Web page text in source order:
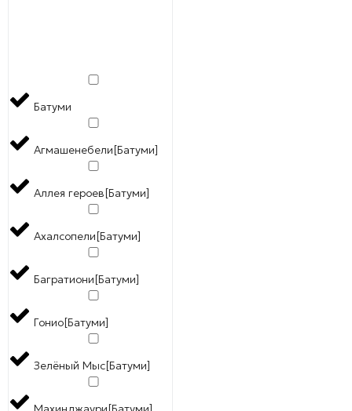
Батуми
Агмашенебели[Батуми]
Аллея героев[Батуми]
Ахалсопели[Батуми]
Багратиони[Батуми]
Гонио[Батуми]
Зелёный Мыс[Батуми]